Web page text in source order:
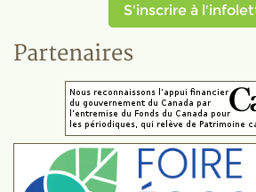
S'inscrire à
Partenaires